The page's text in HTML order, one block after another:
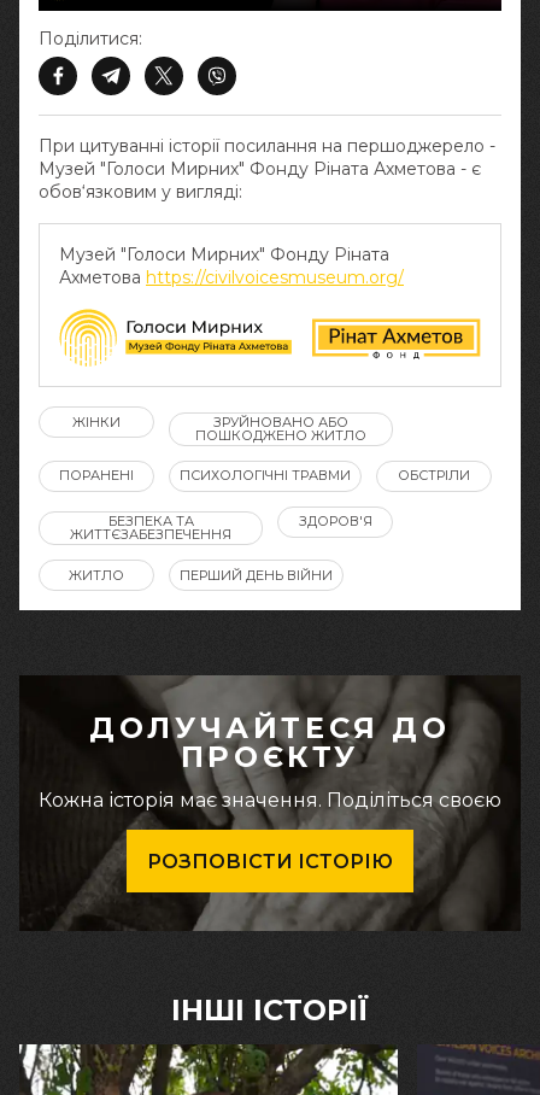
При цитуванні історії посилання на першоджерело -
Музей "Голоси Мирних" Фонду Ріната Ахметова - є
обов‘язковим у вигляді:
Музей "Голоси Мирних" Фонду Ріната
Ахметова https://civilvoicesmuseum.org/
Поділитися:
ЖІНКИ ЗРУЙНОВАНО АБО
ПОШКОДЖЕНО ЖИТЛО
ПОРАНЕНІ ПСИХОЛОГІЧНІ ТРАВМИ ОБСТРІЛИ
БЕЗПЕКА ТА
ЖИТТЄЗАБЕЗПЕЧЕННЯ
ЗДОРОВ'Я
ЖИТЛО ПЕРШИЙ ДЕНЬ ВІЙНИ
ДОЛУЧАЙТЕСЯ ДО
ПРОЄКТУ
Кожна історія має значення. Поділіться своєю
РОЗПОВІСТИ ІСТОРІЮ
ІНШІ ІСТОРІЇ